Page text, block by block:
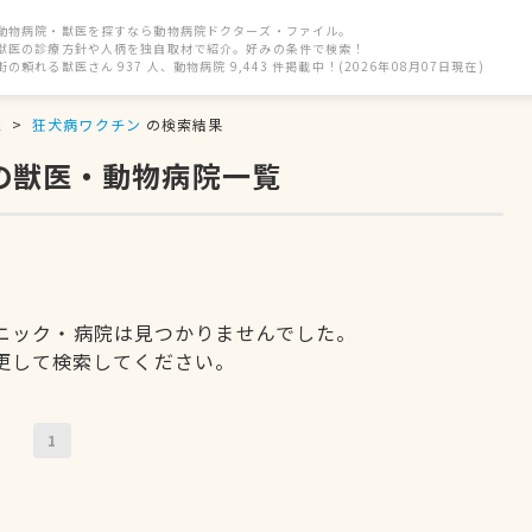
物病院・獣医を探すなら動物病院ドクターズ・ファイル。
医の診療方針や人柄を独自取材で紹介。好みの条件で検索！
の頼れる獣医さん 937 人、動物病院 9,443 件掲載中！(2026年08月07日現在)
狂犬病ワクチン の検索結果
医・動物病院一覧
ク・病院は見つかりませんでした。
て検索してください。
1